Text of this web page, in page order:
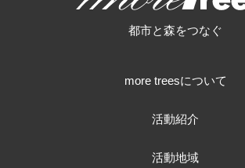
都市と森をつなぐ
more treesについて
活動紹介
活動地域